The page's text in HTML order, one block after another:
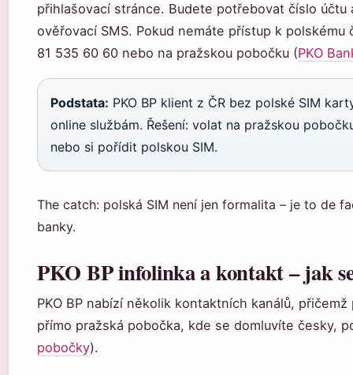
přihlašovací stránce. Budete potřebovat číslo
ověřovací SMS. Pokud nemáte přístup k
81 535 60 60 nebo na pražskou pobočku (PKO
Podstata: PKO BP klient z ČR bez polské SIM
online službám. Řešení: volat na pražskou
nebo si pořídit polskou SIM.
The catch: polská SIM není jen formalita – je to de
banky.
PKO BP infolinka a kontakt – jak
PKO BP nabízí několik kontaktních kanálů,
přímo pražská pobočka, kde se domluvíte česky,
pobočky).